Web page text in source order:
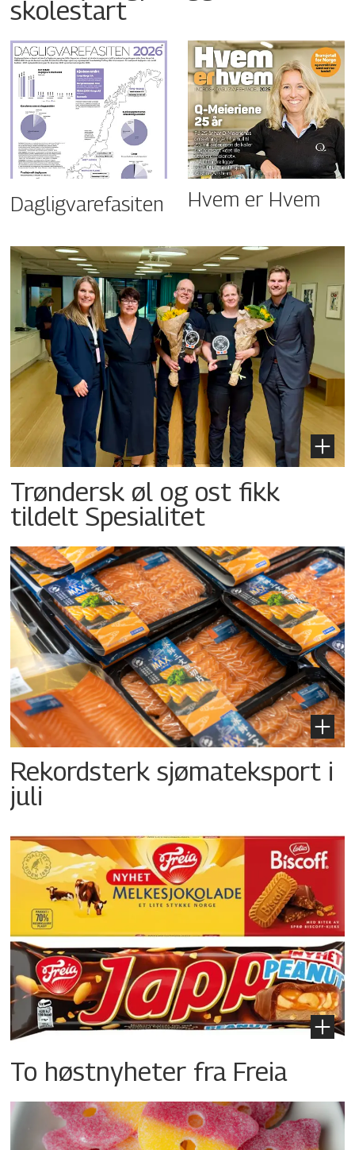
skolestart
Dagligvarefasiten Hvem er Hvem
Trøndersk øl og ost fikk
tildelt Spesialitet
Rekordsterk sjømateksport i
juli
To høstnyheter fra Freia